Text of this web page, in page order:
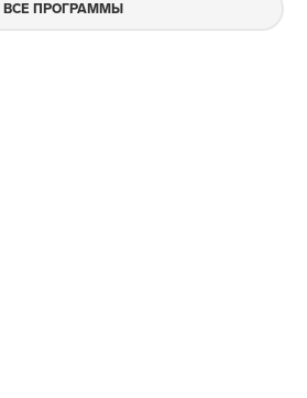
ВСЕ ПРОГРАММЫ